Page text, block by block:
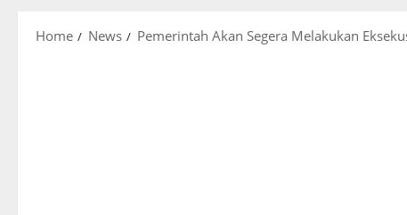
Home News Pemerintah Akan Segera Melakukan